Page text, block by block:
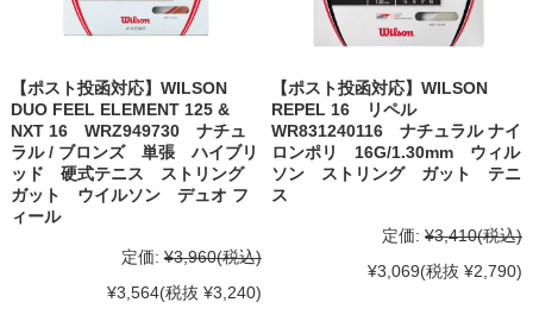
【ポスト投函対応】WILSON
DUO FEEL ELEMENT 125 &
NXT 16 WRZ949730 ナチュ
ラル / ブロンズ 単張 ハイブリ
ッド 硬式テニス ストリング
ガット ウイルソン デュオ フ
ィール
定価: ¥3,960(税込)
¥3,564(税抜 ¥3,240)
【ポスト投函対応】WILSON
REPEL 16 リペル
WR831240116 ナチュラル ナイ
ロンポリ 16G/1.30mm ウィル
ソン ストリング ガット テニ
ス
定価: ¥3,410(税込)
¥3,069(税抜 ¥2,790)